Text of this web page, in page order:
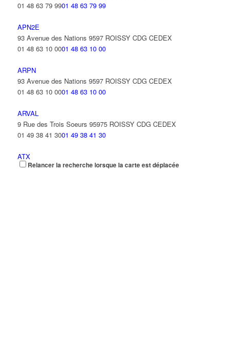
01 48 63 79 9901 48 63 79 99
APN2E
93 Avenue des Nations 9597 ROISSY CDG CEDEX
01 48 63 10 0001 48 63 10 00
ARPN
93 Avenue des Nations 9597 ROISSY CDG CEDEX
01 48 63 10 0001 48 63 10 00
ARVAL
9 Rue des Trois Soeurs 95975 ROISSY CDG CEDEX
01 49 38 41 3001 49 38 41 30
ATX
7 Rue du Canal 95976 ROISSY CDG CEDEX
Relancer la recherche lorsque la carte est déplacée